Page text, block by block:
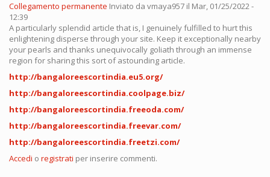
Collegamento permanente Inviato da vmaya957 il Mar, 01/25/2022 -
12:39
A particularly splendid article that is, I genuinely fulfilled to hurt this
enlightening disperse through your site. Keep it exceptionally nearby
your pearls and thanks unequivocally goliath through an immense
region for sharing this sort of astounding article.
http://bangaloreescortindia.eu5.org/
http://bangaloreescortindia.coolpage.biz/
http://bangaloreescortindia.freeoda.com/
http://bangaloreescortindia.freevar.com/
http://bangaloreescortindia.freetzi.com/
Accedi o registrati per inserire commenti.